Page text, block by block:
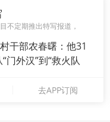
不定期推出特写报道，
干部农春曙：他31
“门外汉”到“救火队
去APP订阅